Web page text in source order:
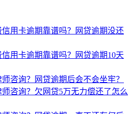
用卡逾期靠谱吗？网贷逾期没还
用卡逾期靠谱吗？网贷逾期10天
咨询？网贷逾期后会不会坐牢？
咨询？欠网贷5万无力偿还了怎么